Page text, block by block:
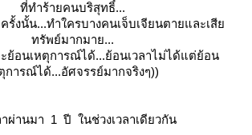
ที่ทำร้ายคนบริสุทธิ์...
รั้งนั้น...ทำใครบางคนเจ็บเจียนตายและเสีย
ทรัพย์มากมาย...
ย้อนเหตุการณ์ได้...ย้อนเวลาไม่ได้แต่ย้อน
การณ์ได้...อัศจรรย์มากจริงๆ))
าผ่านมา 1 ปี ในช่วงเวลาเดียวกัน